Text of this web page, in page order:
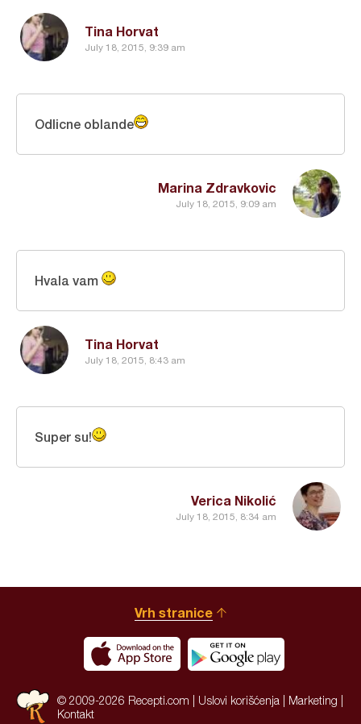
Tina Horvat
July 18, 2015, 9:39 am
Marina Zdravkovic
July 18, 2015, 9:09 am
Odlicne oblande
Tina Horvat
July 18, 2015, 8:43 am
Hvala vam
Verica Nikolić
July 18, 2015, 8:34 am
Super su!
Vrh stranice
© 2009-2026 Recepti.com | Uslovi korišćenja Marketing
Kontakt